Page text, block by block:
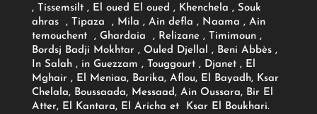
, Tissemsilt , El oued El oued , Khenchela , Souk
ahras , Tipaza , Mila , Ain defla , Naama , Ain
temouchent , Ghardaia , Relizane , Timimoun ,
Bordsj Badji Mokhtar , Ouled Djellal , Beni Abbès ,
In Salah , in Guezzam , Touggourt , Djanet , El
Mghair , El Meniaa, Barika, Aflou, El Bayadh, Ksar
Chelala, Boussaada, Messaad, Ain Oussara, Bir El
Atter, El Kantara, El Aricha et Ksar El Boukhari.